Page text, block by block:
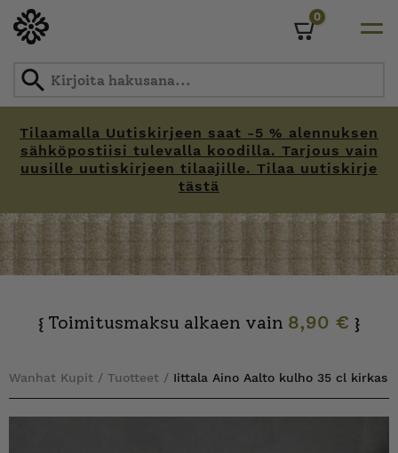
Tilaamalla Uutiskirjeen saat -5 % alennuksen
sähköpostiisi tulevalla koodilla. Tarjous vain
uusille uutiskirjeen tilaajille. Tilaa uutiskirje
tästä
0
{ Toimitusmaksu alkaen vain 8,90 € }
Wanhat Kupit / Tuotteet / Iittala Aino Aalto kulho 35 cl kirkas